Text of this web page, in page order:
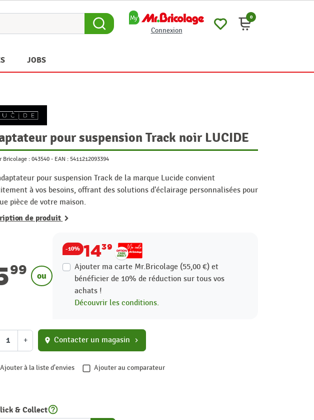
Connexion
0
JOBS
pour suspension Track noir LUCIDE
Bricolage : 043540 - EAN : 5411212093394
pour suspension Track de la marque Lucide convient
à vos besoins, offrant des solutions d'éclairage personnalisées pour
pièce de votre maison.
de produit
99 ou
-10% 1439
Ajouter ma carte Mr.Bricolage (55,00 €) et
bénéficier de 10% de réduction sur tous vos
achats !
Découvrir les conditions.
+ location_on Contacter un magasin chevron_right
Ajouter à la liste d'envies Ajouter au comparateur
& Collecthelp_outline